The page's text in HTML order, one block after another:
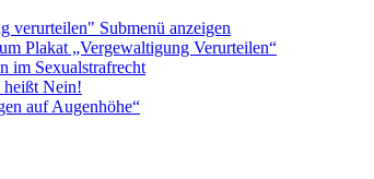
verurteilen" Submenü anzeigen
Plakat „Vergewaltigung Verurteilen“
im Sexualstrafrecht
heißt Nein!
auf Augenhöhe“